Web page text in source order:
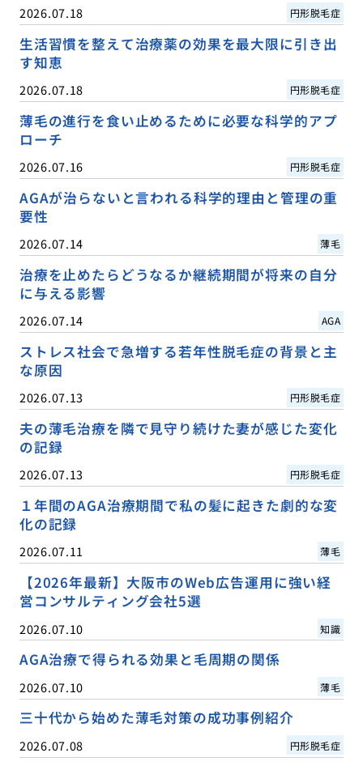
2026.07.18 円形脱毛症
生活習慣を整えて治療薬の効果を最大限に引き出
す知恵
2026.07.18 円形脱毛症
薄毛の進行を食い止めるために必要な科学的アプ
ローチ
2026.07.16 円形脱毛症
AGAが治らないと言われる科学的理由と管理の重
要性
2026.07.14 薄毛
治療を止めたらどうなるか継続期間が将来の自分
に与える影響
2026.07.14 AGA
ストレス社会で急増する若年性脱毛症の背景と主
な原因
2026.07.13 円形脱毛症
夫の薄毛治療を隣で見守り続けた妻が感じた変化
の記録
2026.07.13 円形脱毛症
１年間のAGA治療期間で私の髪に起きた劇的な変
化の記録
2026.07.11 薄毛
【2026年最新】大阪市のWeb広告運用に強い経
営コンサルティング会社5選
2026.07.10 知識
AGA治療で得られる効果と毛周期の関係
2026.07.10 薄毛
三十代から始めた薄毛対策の成功事例紹介
2026.07.08 円形脱毛症